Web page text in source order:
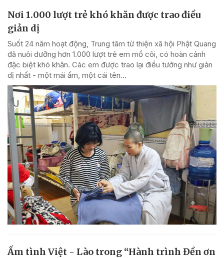
Nơi 1.000 lượt trẻ khó khăn được trao điều
giản dị
Suốt 24 năm hoạt động, Trung tâm từ thiện xã hội Phật Quang
đã nuôi dưỡng hơn 1.000 lượt trẻ em mồ côi, có hoàn cảnh
đặc biệt khó khăn. Các em được trao lại điều tưởng như giản
dị nhất - một mái ấm, một cái tên...
Ấm tình Việt - Lào trong “Hành trình Đền ơn